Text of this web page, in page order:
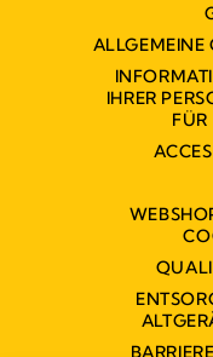
ALLGEMEINE
IHRER